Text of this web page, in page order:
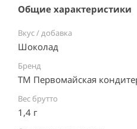
Общие характеристики
Вкус / добавка
Шоколад
Бренд
ТМ Первомайская
Вес брутто
1,4 г